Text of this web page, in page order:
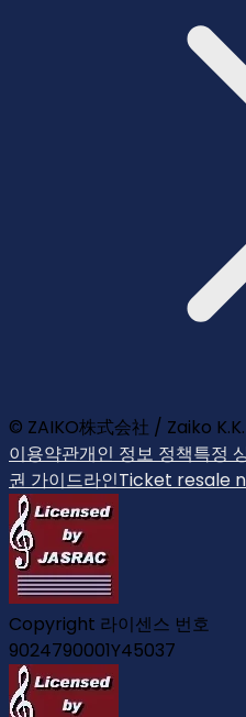
© ZAIKO株式会社 / Zaiko K.K.
이용약관개인 정보 정책특정
권 가이드라인Ticket resale
Copyright 라이센스 번호
9024790001Y45037